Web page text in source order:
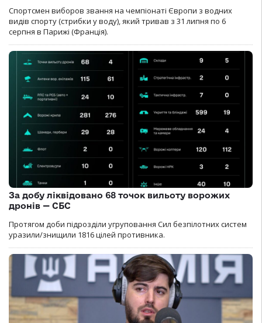
Спортсмен виборов звання на чемпіонаті Європи з водних
видів спорту (стрибки у воду), який тривав з 31 липня по 6
серпня в Парижі (Франція).
За добу ліквідовано 68 точок вильоту ворожих
дронів — СБС
Протягом доби підрозділи угруповання Сил безпілотних систем
уразили/знищили 1816 цілей противника.